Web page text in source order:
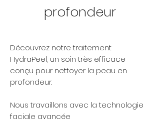
profondeur
Découvrez notre traitement
HydraPeel, un soin très efficace
conçu pour nettoyer la peau en
profondeur.
Nous travaillons avec la technologie
faciale avancée